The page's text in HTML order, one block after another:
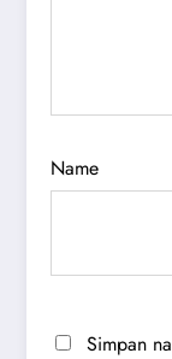
Name
Simpan